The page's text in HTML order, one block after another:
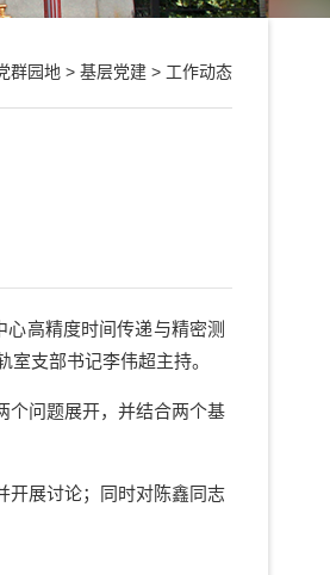
群园地 > 基层党建> 工作动态
心高精度时间传递与精密测
室支部书记李伟超主持。
个问题展开，并结合两个基
开展讨论；同时对陈鑫同志